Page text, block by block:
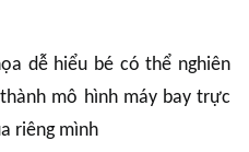
dễ hiểu bé có thể nghiên
mô hình máy bay trực
riêng mình